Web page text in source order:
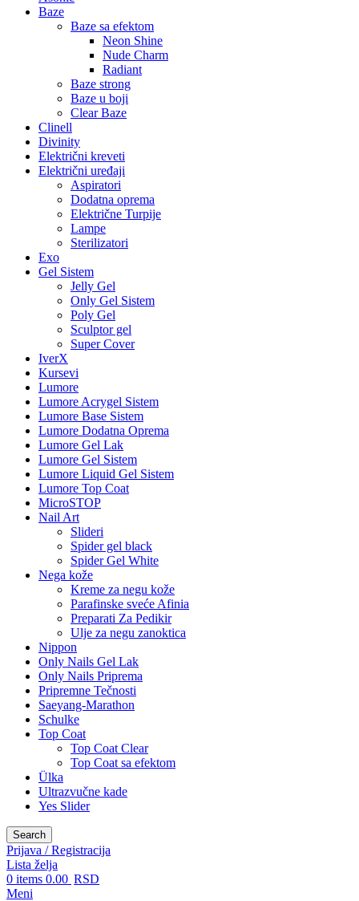
Baze
Baze sa efektom
Neon Shine
Nude Charm
Radiant
Baze strong
Baze u boji
Clear Baze
Clinell
Divinity
Električni kreveti
Električni uređaji
Aspiratori
Dodatna oprema
Električne Turpije
Lampe
Sterilizatori
Exo
Gel Sistem
Jelly Gel
Only Gel Sistem
Poly Gel
Sculptor gel
Super Cover
IverX
Kursevi
Lumore
Lumore Acrygel Sistem
Lumore Base Sistem
Lumore Dodatna Oprema
Lumore Gel Lak
Lumore Gel Sistem
Lumore Liquid Gel Sistem
Lumore Top Coat
MicroSTOP
Nail Art
Slideri
Spider gel black
Spider Gel White
Nega kože
Kreme za negu kože
Parafinske sveće Afinia
Preparati Za Pedikir
Ulje za negu zanoktica
Nippon
Only Nails Gel Lak
Only Nails Priprema
Pripremne Tečnosti
Saeyang-Marathon
Schulke
Top Coat
Top Coat Clear
Top Coat sa efektom
Ülka
Ultrazvučne kade
Yes Slider
Search
Prijava / Registracija
Lista želja
0 items 0.00 RSD
Meni